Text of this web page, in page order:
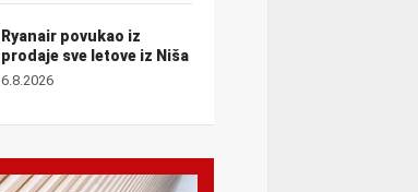
Ryanair povukao iz
prodaje sve letove iz Niša
6.8.2026